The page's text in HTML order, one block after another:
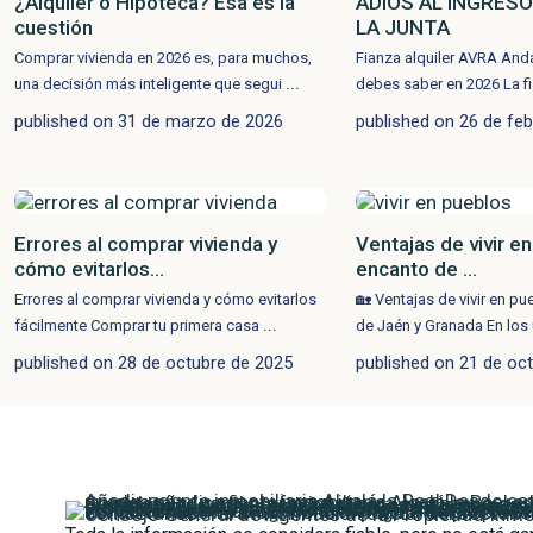
cuestión
Comprar vivienda en 2026 es, para muchos,
una decisión más inteligente que segui ...
published on 31 de marzo de 2026
LA JUNTA
Fianza alquiler AVRA
debes saber en 2026 La
published on 26 de
Errores al comprar vivienda y
cómo evitarlos...
Errores al comprar vivienda y cómo evitarlos
fácilmente Comprar tu primera casa ...
published on 28 de octubre de 2025
Ventajas de vivir
encanto de ...
🏡 Ventajas de vivir en
de Jaén y Granada En
published on 21 de